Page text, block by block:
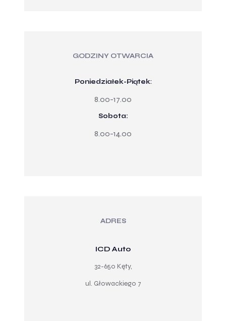
GODZINY OTWARCIA
Poniedziałek-Piątek:
8.00-17.00
Sobota:
8.00-14.00
ADRES
ICD Auto
32-650 Kęty,
ul. Głowackiego 7